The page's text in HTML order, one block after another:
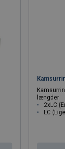
længder
2xLC
LC